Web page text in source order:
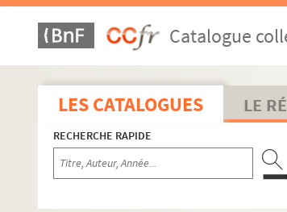
Catalogue
LES CATALOGUES LE
RECHERCHE RAPIDE
143. 143
144. 144
144v. 144 v°
146. 146
146v. 146 v°